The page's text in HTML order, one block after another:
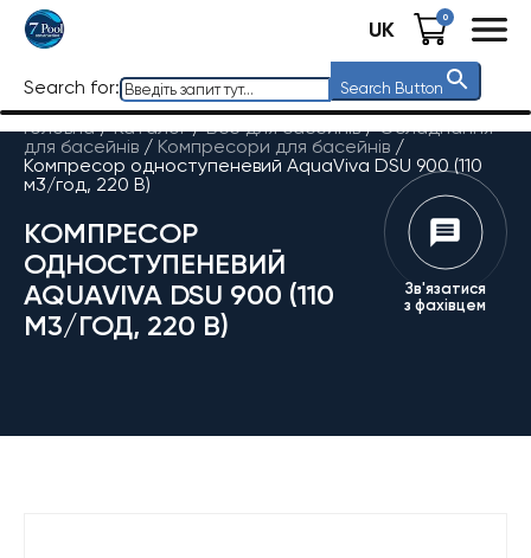
UK 0
Search for: Search Button
Головна / Каталог/Все для басейнів/Обладнання
для басейнів / Компресори для басейнів /
Компресор одноступеневий AquaViva DSU 900 (110
м3/год, 220 В)
КОМПРЕСОР
ОДНОСТУПЕНЕВИЙ
AQUAVIVA DSU 900 (110
М3/ГОД, 220 В)
Зв'язатися
з фахівцем